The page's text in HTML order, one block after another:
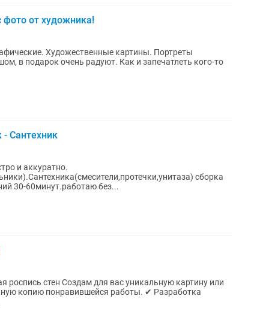
от художника!
Художественные картины. Портреты
в подарок очень радуют. Как и запечатлеть кого-то
Сантехник
и аккуратно.
сборка
30-60минут.работаю без...
уникальную картину или
понравившейся работы. ✔ Разработка